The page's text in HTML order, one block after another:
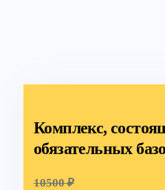
Комплекс,
обязательных
10500 ₽